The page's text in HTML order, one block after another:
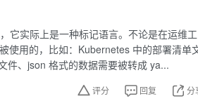
它实际上是一种标记语言。不论是在运维工
使用的，比如：Kubernetes 中的部署清单
件、json 格式的数据需要被转成 ya...
评分 回复 分